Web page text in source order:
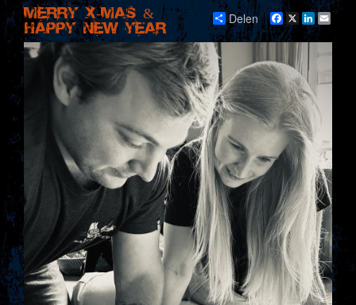
Delen Facebook
X
Merry X-Mas &
Happy New Year